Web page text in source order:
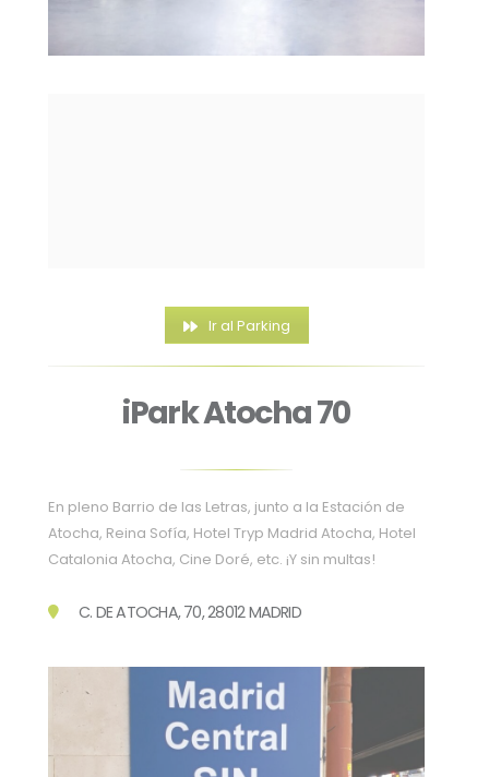
Ir al Parking
iPark Atocha 70
En pleno Barrio de las Letras, junto a la Estación de
Atocha, Reina Sofía, Hotel Tryp Madrid Atocha, Hotel
Catalonia Atocha, Cine Doré, etc. ¡Y sin multas!
C. DE ATOCHA, 70, 28012 MADRID